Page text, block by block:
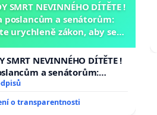
SMRT NEVINNÉHO DÍTĚTE !
poslancům a senátorům:
urychleně zákon, aby se
opakovat!
SMRT NEVINNÉHO DÍTĚTE !
a senátorům:
zákon, aby se
malé Viktorky už nemohla
o transparentnosti